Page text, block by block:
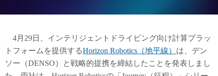
4月29日、インテリジェントドライビング向け計算プラッ
トフォームを提供するHorizon Robotics（地平線） は、デン
ソー（DENSO）と戦略的提携を締結したことを発表しまし